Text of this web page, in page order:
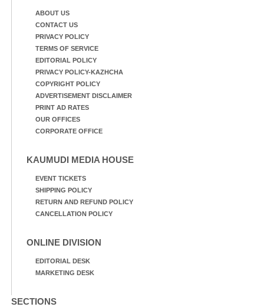
ABOUT US
CONTACT US
PRIVACY POLICY
TERMS OF SERVICE
EDITORIAL POLICY
PRIVACY POLICY-KAZHCHA
COPYRIGHT POLICY
ADVERTISEMENT DISCLAIMER
PRINT AD RATES
OUR OFFICES
CORPORATE OFFICE
KAUMUDI MEDIA HOUSE
EVENT TICKETS
SHIPPING POLICY
RETURN AND REFUND POLICY
CANCELLATION POLICY
ONLINE DIVISION
EDITORIAL DESK
MARKETING DESK
SECTIONS